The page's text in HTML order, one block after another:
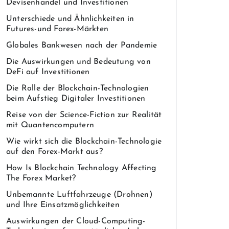
Devisenhandel und Investitionen
Unterschiede und Ähnlichkeiten in
Futures-und Forex-Märkten
Globales Bankwesen nach der Pandemie
Die Auswirkungen und Bedeutung von
DeFi auf Investitionen
Die Rolle der Blockchain-Technologien
beim Aufstieg Digitaler Investitionen
Reise von der Science-Fiction zur Realität
mit Quantencomputern
Wie wirkt sich die Blockchain-Technologie
auf den Forex-Markt aus?
How Is Blockchain Technology Affecting
The Forex Market?
Unbemannte Luftfahrzeuge (Drohnen)
und Ihre Einsatzmöglichkeiten
Auswirkungen der Cloud-Computing-